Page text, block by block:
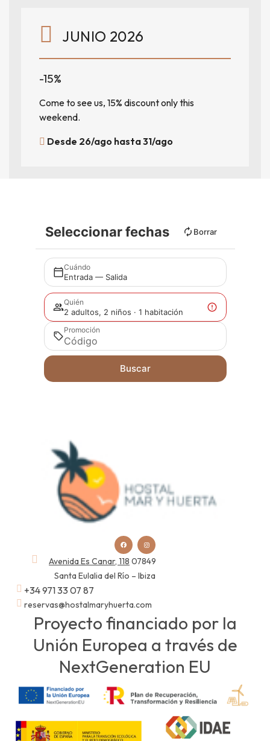
JUNIO 2026
-15%
Come to see us, 15% discount only this
weekend.
Desde 26/ago hasta 31/ago
Seleccionar fechas Borrar
Cuándo
Entrada — Salida
Quién
2 adultos, 2 niños · 1 habitación
Promoción
Buscar
Avenida Es Canar, 118 07849
Santa Eulalia del Río – Ibiza
+34 971 33 07 87
reservas@hostalmaryhuerta.com
Proyecto financiado por la
Unión Europea a través de
NextGeneration EU